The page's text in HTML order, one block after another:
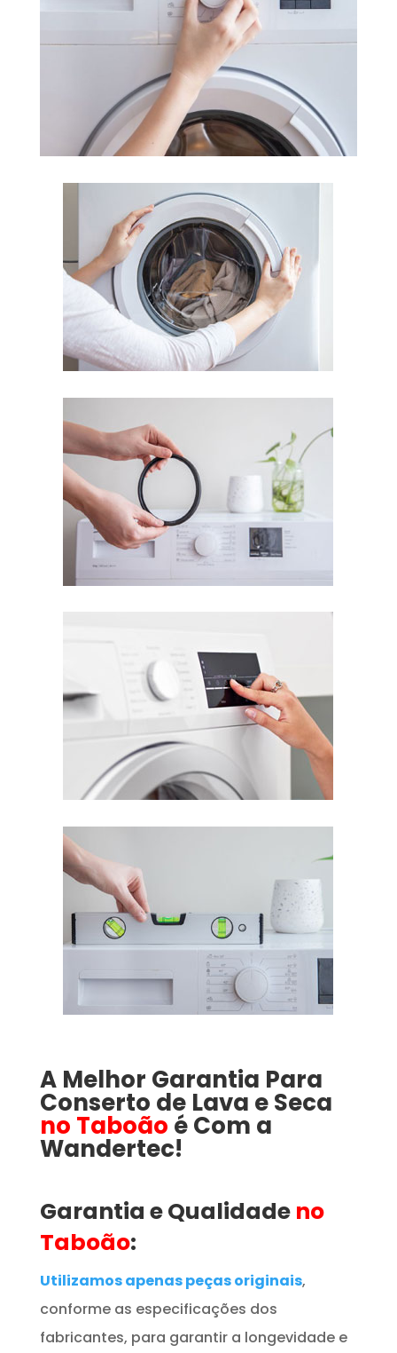
A Melhor Garantia Para
Conserto de Lava e Seca
no Taboão é Com a
Wandertec!
Garantia e Qualidadeno
Taboão:
Utilizamos apenas peças originais,
conforme as especificações dos
fabricantes, para garantir a longevidade e